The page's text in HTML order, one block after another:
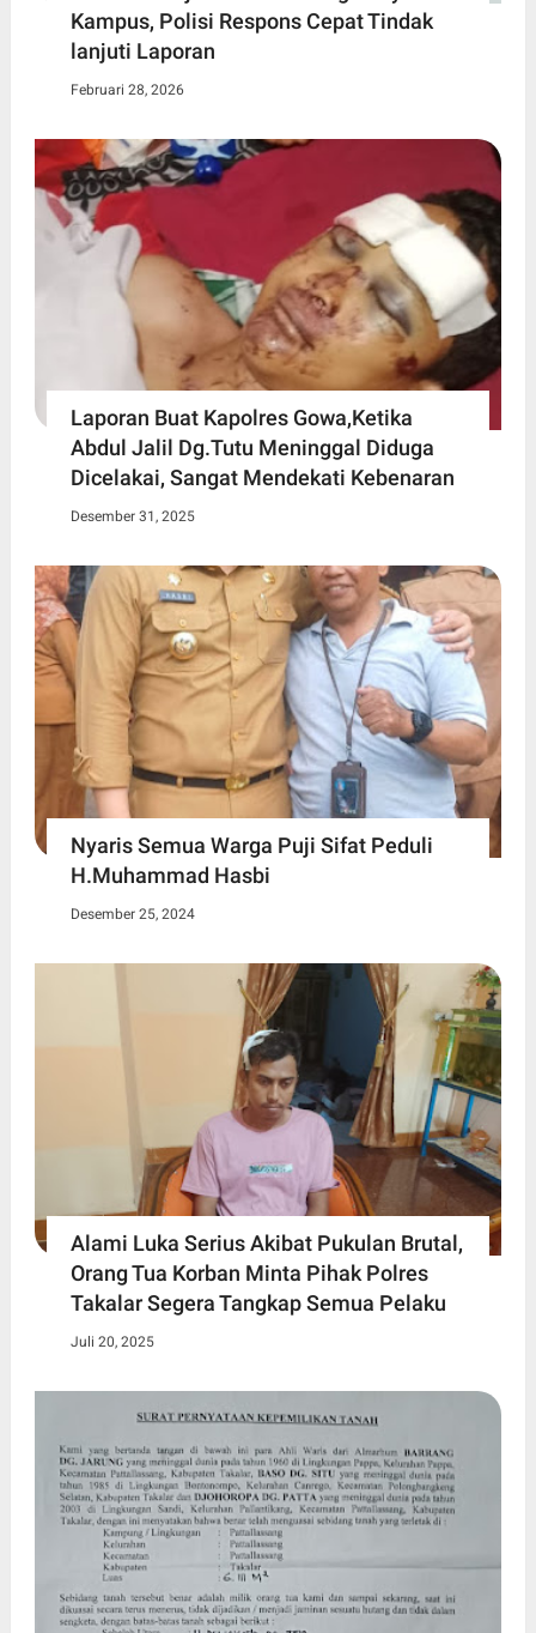
Kampus, Polisi Respons Cepat Tindak
lanjuti Laporan
Februari 28, 2026
Laporan Buat Kapolres Gowa,Ketika
Abdul Jalil Dg.Tutu Meninggal Diduga
Dicelakai, Sangat Mendekati Kebenaran
Desember 31, 2025
Nyaris Semua Warga Puji Sifat Peduli
H.Muhammad Hasbi
Desember 25, 2024
Alami Luka Serius Akibat Pukulan Brutal,
Orang Tua Korban Minta Pihak Polres
Takalar Segera Tangkap Semua Pelaku
Juli 20, 2025